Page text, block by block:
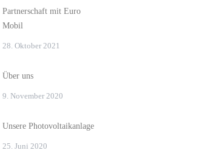
Partnerschaft mit Euro
Mobil
28. Oktober 2021
Über uns
9. November 2020
Unsere Photovoltaikanlage
25. Juni 2020